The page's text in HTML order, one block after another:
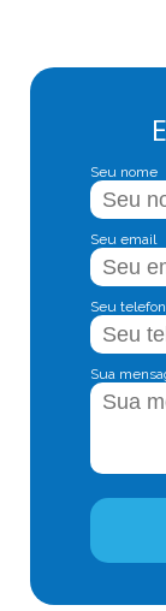
Seu nome
Seu email
Seu
Sua